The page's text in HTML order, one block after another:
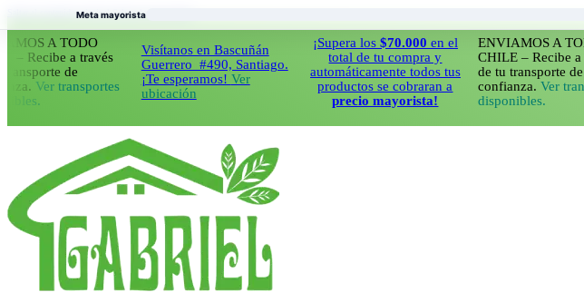
Saltar al contenido principal Saltar al pie de página
A TODO
a través
de
Ver transportes
Visítanos en Bascuñán
Guerrero #490, Santiago.
¡Te esperamos!Ver
ubicación
¡Supera los$70.000en el
total de tu compra y
automáticamente todos tus
productos se cobraran a
precio mayorista!
ENVIAMOS A TODO
CHILE – Recibe a través
de tu transporte de
confianza.Ver
disponibles.
Meta mayorista